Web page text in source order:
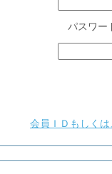
パスワー
会員ＩＤもしく